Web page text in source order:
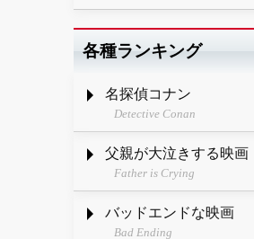
各種ランキング
名探偵コナン
Detective Conan
父親が大泣きする映画
Father is Crying
バッドエンドな映画
Bad Ending